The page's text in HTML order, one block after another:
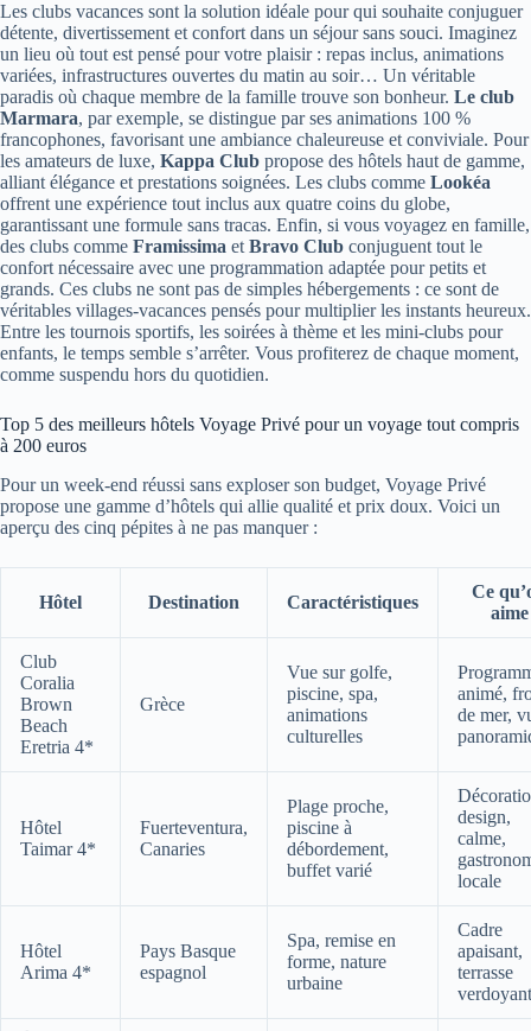
Les clubs vacances sont la solution idéale pour qui souhaite conjuguer
détente, divertissement et confort dans un séjour sans souci. Imaginez
un lieu où tout est pensé pour votre plaisir : repas inclus, animations
variées, infrastructures ouvertes du matin au soir… Un véritable
paradis où chaque membre de la famille trouve son bonheur. Le club
Marmara, par exemple, se distingue par ses animations 100 %
francophones, favorisant une ambiance chaleureuse et conviviale. Pour
les amateurs de luxe, Kappa Club propose des hôtels haut de gamme,
alliant élégance et prestations soignées. Les clubs comme Lookéa
offrent une expérience tout inclus aux quatre coins du globe,
garantissant une formule sans tracas. Enfin, si vous voyagez en famille,
des clubs comme Framissima etBravo Club conjuguent tout le
confort nécessaire avec une programmation adaptée pour petits et
grands. Ces clubs ne sont pas de simples hébergements : ce sont de
véritables villages-vacances pensés pour multiplier les instants heureux.
Entre les tournois sportifs, les soirées à thème et les mini-clubs pour
enfants, le temps semble s’arrêter. Vous profiterez de chaque moment,
comme suspendu hors du quotidien.
Top 5 des meilleurs hôtels Voyage Privé pour un voyage tout compris
à 200 euros
Pour un week-end réussi sans exploser son budget, Voyage Privé
propose une gamme d’hôtels qui allie qualité et prix doux. Voici un
aperçu des cinq pépites à ne pas manquer :
Hôtel Destination Caractéristiques
Ce
aime
Club
Coralia
Brown
Beach
Eretria 4*
Grèce
Vue sur golfe,
piscine, spa,
animations
culturelles
animé,
de mer,
Hôtel
Taimar 4*
Fuerteventura,
Canaries
Plage proche,
piscine à
débordement,
buffet varié
design,
calme,
locale
Hôtel
Arima 4*
Pays Basque
espagnol
Spa, remise en
forme, nature
urbaine
Cadre
apaisant,
terrasse